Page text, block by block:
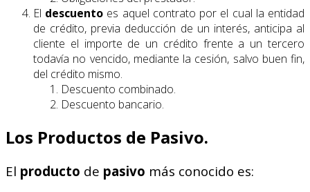
El descuento es aquel contrato por el cual la entidad
de crédito, previa deducción de un interés, anticipa al
cliente el importe de un crédito frente a un tercero
todavía no vencido, mediante la cesión, salvo buen fin,
del crédito mismo.
Descuento combinado.
Descuento bancario.
Los Productos de Pasivo.
El producto de pasivo más conocido es: